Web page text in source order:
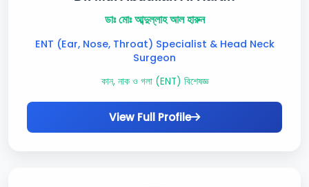
ডাঃ মোঃ আব্দুল্লাহ আল হারুন
ENT (Ear, Nose, Throat) Specialist & Head Neck
Surgeon
কান, নাক ও গলা (ENT) বিশেষজ্ঞ
View Full Profile